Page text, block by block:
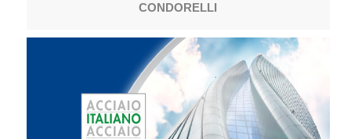
CONDORELLI